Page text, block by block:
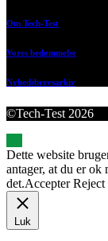
Om Tech-Test
Vores bedømmelse
Nyhedsbrevsarkiv
©Tech-Test 2026
Dette website
antager, at du er ok
det.Accepter Reject
Luk